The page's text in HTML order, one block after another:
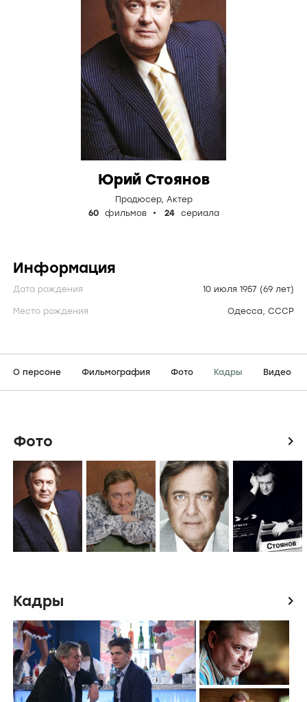
Юрий Стоянов
Продюсер, Актер
60
фильмов 24 сериала
Информация
Дата рождения 10 июля 1957 (69 лет)
Место рождения Одесса, СССР
О персоне Фильмография Фото Кадры Видео
Фото icon
Кадры icon